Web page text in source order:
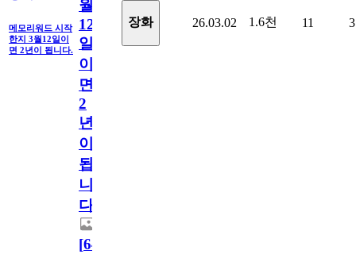
메모리워드 시작
한지 3월12일이
면 2년이 됩니다.
월
12
일
이
면
2
년
이
됩
니
다.
[64
장화 26.03.02 1.6천 11 3